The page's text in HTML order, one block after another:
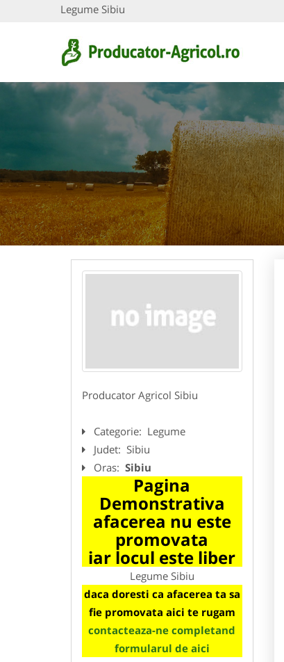
Legume Sibiu
Producator Agricol Sibiu
Categorie: Legume
Judet: Sibiu
Oras: Sibiu
Pagina
Demonstrativa
afacerea nu este
promovata
iar locul este liber
Legume Sibiu
daca doresti ca afacerea ta sa
fie promovata aici te rugam
contacteaza-ne completand
formularul de aici